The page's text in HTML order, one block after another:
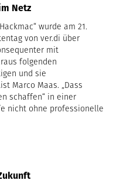
Netz
wurde am 21.
von ver.di über
mit
folgenden
und sie
Marco Maas. „Dass
schaffen“ in einer
nicht ohne professionelle